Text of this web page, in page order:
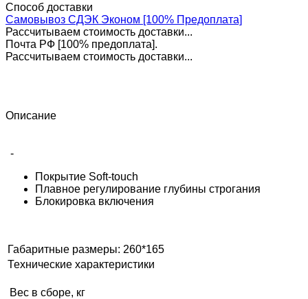
Способ доставки
Самовывоз СДЭК Эконом [100% Предоплата]
Рассчитываем стоимость доставки...
Почта РФ [100% предоплата].
Рассчитываем стоимость доставки...
Описание
-
Покрытие Soft-touch
Плавное регулирование глубины строгания
Блокировка включения
Габаритные размеры: 260*165
Технические характеристики
Вес в сборе, кг